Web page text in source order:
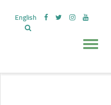
English